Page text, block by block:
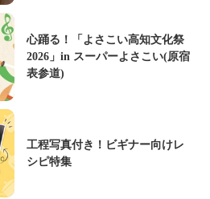
心踊る！「よさこい高知文化祭
2026」in スーパーよさこい(原宿
表参道)
工程写真付き！ビギナー向けレ
シピ特集